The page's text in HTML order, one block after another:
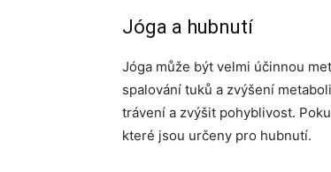
Jóga a hubnutí
Jóga může být velmi účinnou
spalování tuků a zvýšení
trávení a zvýšit pohyblivost.
které jsou určeny pro hubnutí.